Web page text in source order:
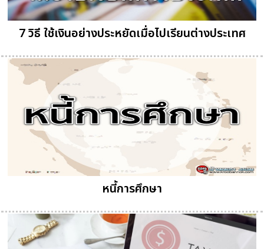
7 วิธี ใช้เงินอย่างประหยัดเมื่อไปเรียนต่างประเทศ
หนี้การศึกษา